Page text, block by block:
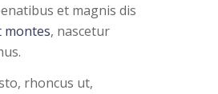
et magnis dis
, nascetur
rhoncus ut,